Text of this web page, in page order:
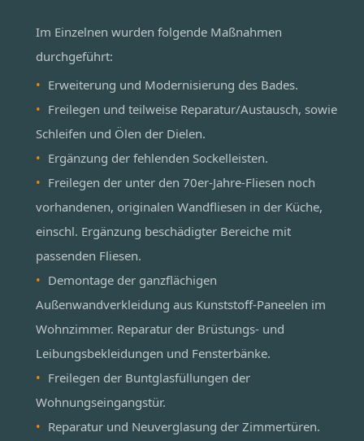
Im Einzelnen wurden folgende Maßnahmen
durchgeführt:
Erweiterung und Modernisierung des Bades.
Freilegen und teilweise Reparatur/Austausch, sowie
Schleifen und Ölen der Dielen.
Ergänzung der fehlenden Sockelleisten.
Freilegen der unter den 70er-Jahre-Fliesen noch
vorhandenen, originalen Wandfliesen in der Küche,
einschl. Ergänzung beschädigter Bereiche mit
passenden Fliesen.
Demontage der ganzflächigen
Außenwandverkleidung aus Kunststoff-Paneelen im
Wohnzimmer. Reparatur der Brüstungs- und
Leibungsbekleidungen und Fensterbänke.
Freilegen der Buntglasfüllungen der
Wohnungseingangstür.
Reparatur und Neuverglasung der Zimmertüren.